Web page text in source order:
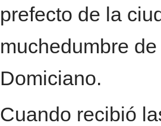
prefecto de la
muchedumbre
Domiciano.
Cuando recibió